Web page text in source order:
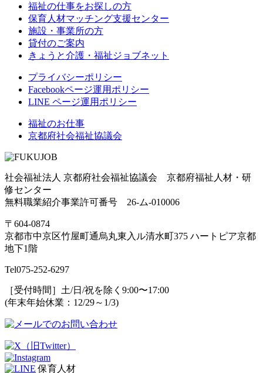
福祉の仕事をお探しの方
保育人材マッチング支援センター
施設・事業所の方
貸付のご案内
きょうと介護・福祉ジョブネット
プライバシーポリシー
Facebookページ運用ポリシー
LINE ページ運用ポリシー
福祉のお仕事
京都府社会福祉協議会
社会福祉法人 京都府社会福祉協議会 京都府福祉人材・研
修センター
無料職業紹介事業許可番号 26-ム-010006
〒604-0874
京都市中京区竹屋町通烏丸東入ル清水町375 ハートピア京都
地下1階
Tel075-252-6297
［受付時間］土/日/祝を除く9:00〜17:00
(年末年始休業：12/29～1/3)
保育人材